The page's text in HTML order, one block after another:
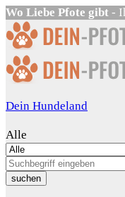
Wo Liebe Pfote gibt -
Dein Hundeland
Alle
suchen